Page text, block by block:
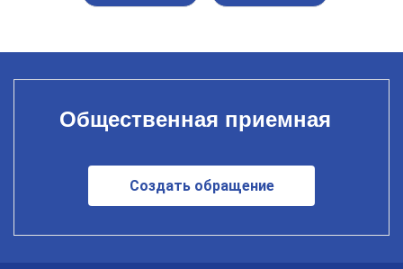
Общественная приемная
Создать обращение